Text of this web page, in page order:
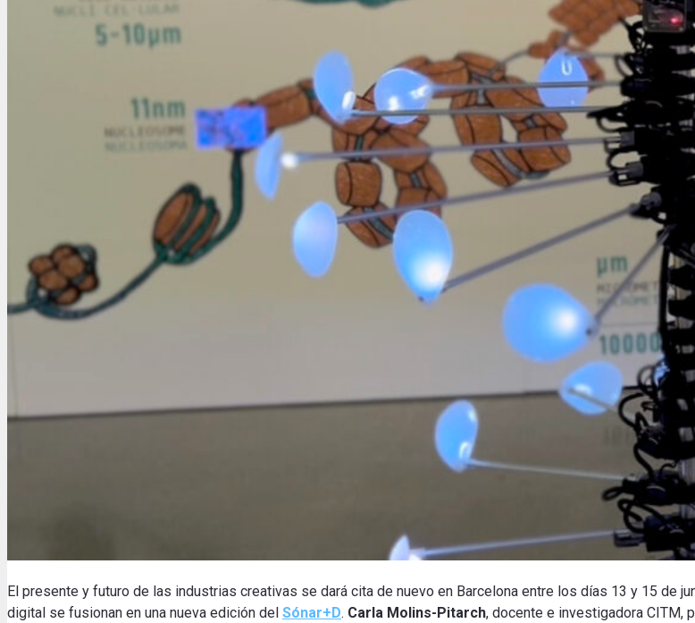
El presente y futuro de las industrias creativas se dará cita de nuevo en Barcelona entre los días 13 y 15 de
digital se fusionan en una nueva edición del Sónar+D. Carla Molins-Pitarch, docente e investigadora CITM,